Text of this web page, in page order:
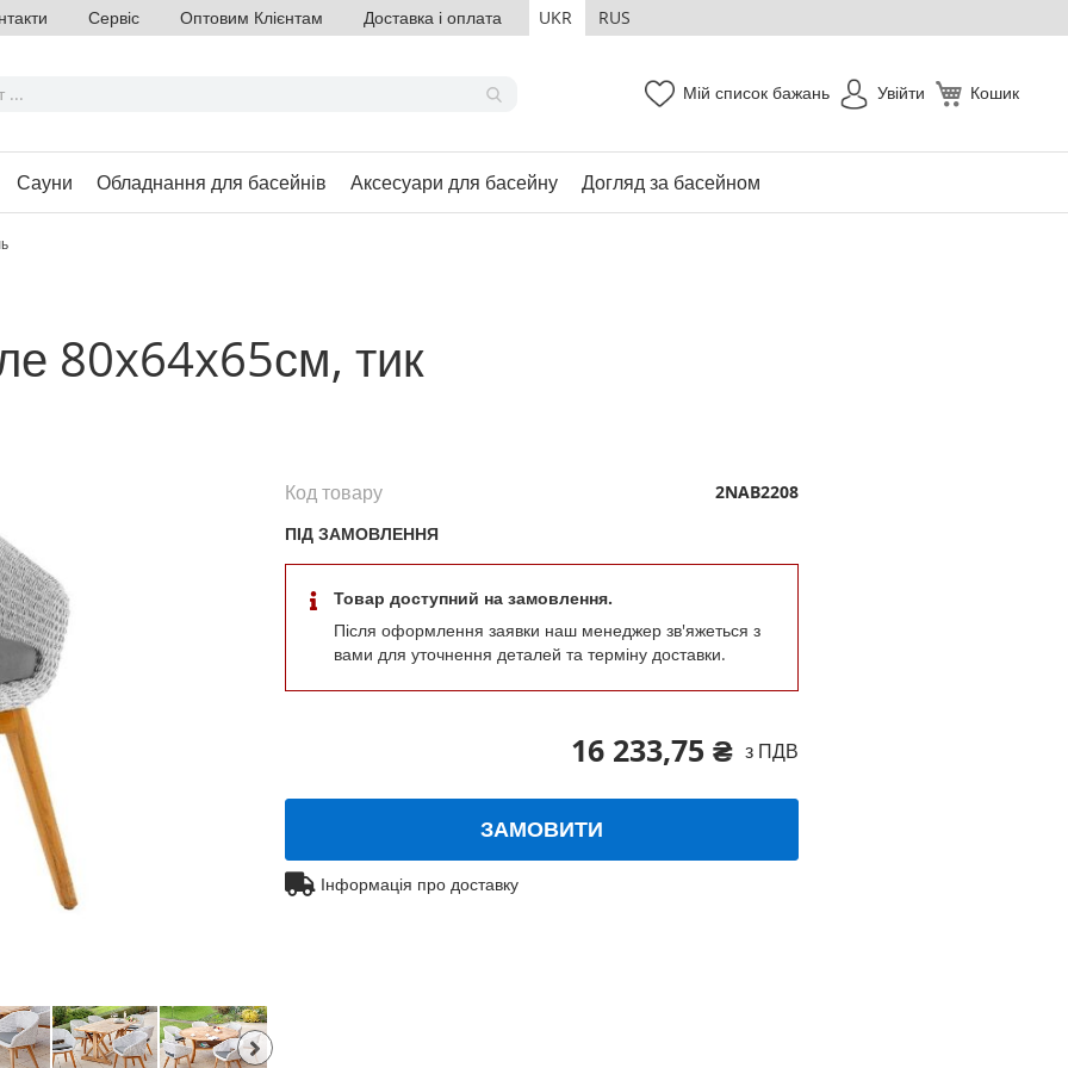
Сервіс Оптовим Клієнтам Доставка і оплата UKR RUS
Кошик
Мій список бажань Увійти
Сауни Обладнання для басейнів Аксесуари для басейну Догляд за басейном
80x64x65см, тик
16 233,75 ₴ з ПДВ
ПІД ЗАМОВЛЕННЯ
Товар доступний на замовлення.
Після оформлення заявки наш менеджер зв'яжеться з
вами для уточнення деталей та терміну доставки.
Код товару 2NAB2208
ЗАМОВИТИ
Інформація про доставку